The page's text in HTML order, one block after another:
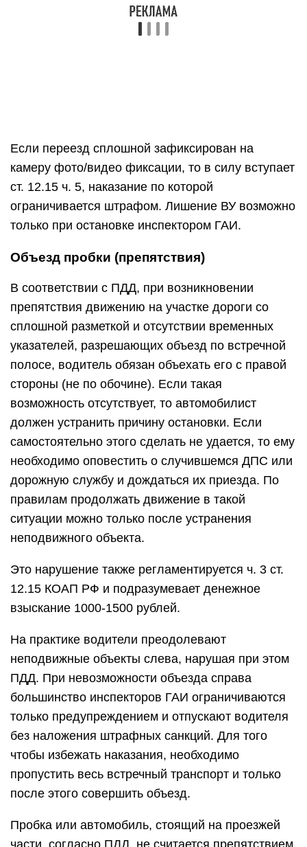
только при остановке инспектором ГАИ.
Объезд пробки (препятствия)
полосе, водитель обязан объехать его с правой
стороны (не по обочине). Если такая
возможность отсутствует, то автомобилист
должен устранить причину остановки. Если
самостоятельно этого сделать не удается, то ему
дорожную службу и дождаться их приезда. По
правилам продолжать движение в такой
неподвижного объекта.
Это нарушение также регламентируется ч. 3 ст.
12.15 КОАП РФ и подразумевает денежное
взыскание 1000-1500 рублей.
На практике водители преодолевают
неподвижные объекты слева, нарушая при этом
ПДД. При невозможности объезда справа
большинство инспекторов ГАИ ограничиваются
только предупреждением и отпускают водителя
без наложения штрафных санкций. Для того
чтобы избежать наказания, необходимо
после этого совершить объезд.
Пробка или автомобиль, стоящий на проезжей
Объезд по «встречке» в таких обстоятельствах
наказывается 5-ти тысячным штрафом или
лишением водительских прав.
Движение по встречной полосе перед
поворотом налево
Если автомобилист, имея намерение повернуть
влево, пересекает две сплошные полосы или
одну и до совершения маневра проезжает даже
1 метр по встречной полосе, то его ждет
наказание, соответствующее ч. 3 ст. 12.15 КОАП